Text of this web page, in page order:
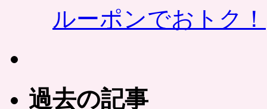
ルーポンでおトク！
過去の記事